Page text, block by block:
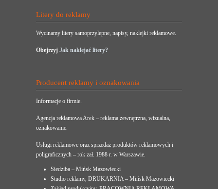
Litery do reklamy
Wycinamy litery samoprzylepne, napisy, naklejki reklamowe.
Obejrzyj Jak naklejać litery?
Producent reklamy i oznakowania
Informacje o firmie.
Agencja reklamowa Arek – reklama zewnętrzna, wizualna,
oznakowanie.
Usługi reklamowe oraz sprzedaż produktów reklamowych i
poligraficznych – rok zał. 1988 r. w Warszawie.
Siedziba – Mińsk Mazowiecki
Studio reklamy, DRUKARNIA – Mińsk Mazowiecki